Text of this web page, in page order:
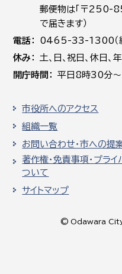
郵便物は「〒250-
で届きます）
電話
0465-33-1300（総
休み
土､日､祝日、休日
開庁時間
平日8時30分
市役所へのアクセス
組織一覧
お問い合わせ・市への提
著作権・免責事項・プライ
ついて
サイトマップ
© Odawara